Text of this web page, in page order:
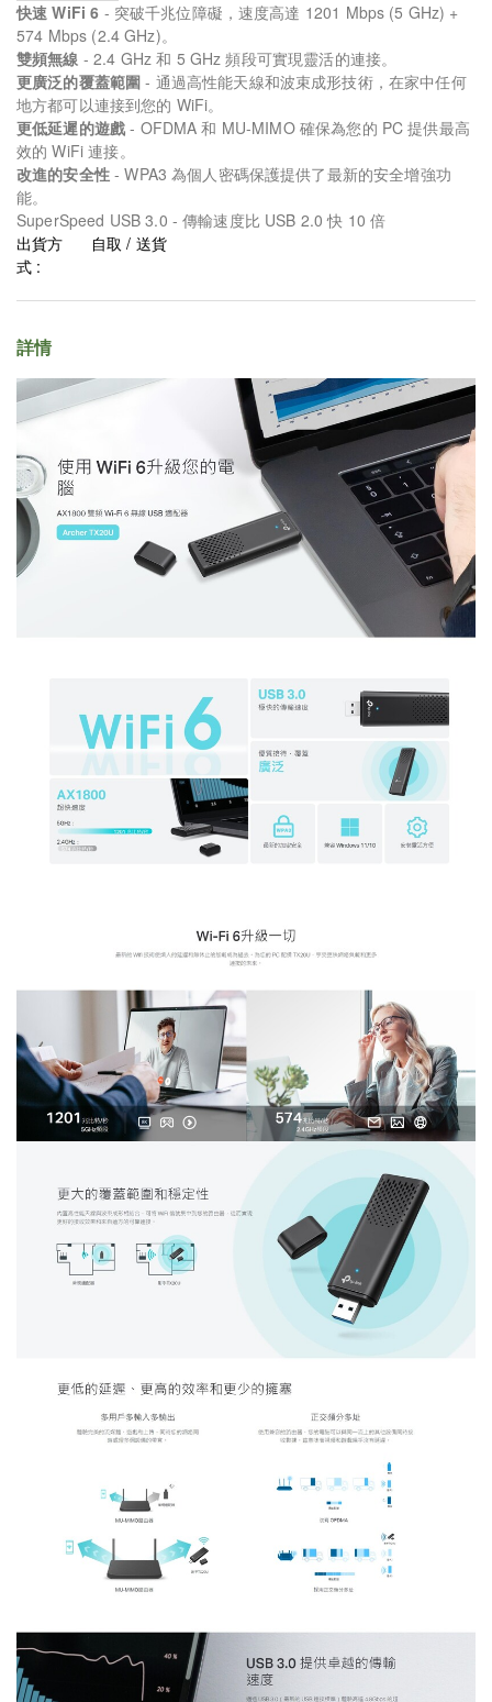
快速 WiFi 6 - 突破千兆位障礙，速度高達 1201 Mbps (5 GHz) +
574 Mbps (2.4 GHz)。
雙頻無線 - 2.4 GHz 和 5 GHz 頻段可實現靈活的連接。
更廣泛的覆蓋範圍 - 通過高性能天線和波束成形技術，在家中任何
地方都可以連接到您的 WiFi。
更低延遲的遊戲 - OFDMA 和 MU-MIMO 確保為您的 PC 提供最高
效的 WiFi 連接。
改進的安全性- WPA3 為個人密碼保護提供了最新的安全增強功
能。
SuperSpeed USB 3.0 - 傳輸速度比 USB 2.0 快 10 倍
出貨方
式 :
自取 / 送貨
詳情